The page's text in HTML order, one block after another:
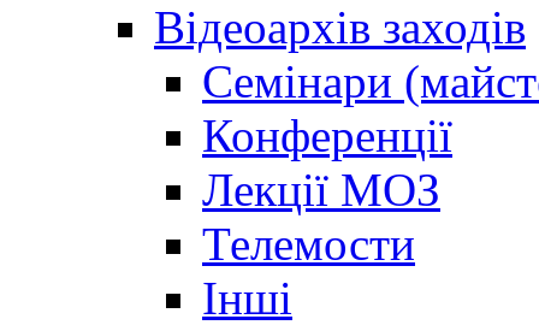
Відеоархів заходів
Семінари
Конференції
Лекції МОЗ
Телемости
Інші